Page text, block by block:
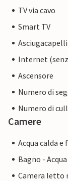
TV via cavo
Smart TV
Asciugacapelli
Internet
Ascensore
Numero di
Numero di
Camere
Acqua calda e
Bagno -
Camera letto